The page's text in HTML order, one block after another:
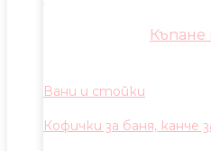
Къпане
Вани и стойки
Кофички за баня, канче